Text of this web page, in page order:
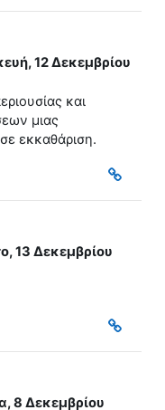
12 Δεκεμβρίου
και
μιας
εκκαθάριση.
13 Δεκεμβρίου
8 Δεκεμβρίου